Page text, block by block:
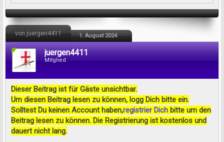
von juergen4411 1. August 2024
juergen4411
Mitglied
Dieser Beitrag ist für Gäste unsichtbar.
Um diesen Beitrag lesen zu können, logg Dich bitte ein.
Solltest Du keinen Account haben,registrier Dich bitte um den
Beitrag lesen zu können. Die Registrierung ist kostenlos und
dauert nicht lang.